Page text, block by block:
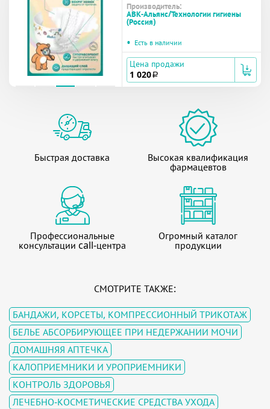
Производитель:
АВК-Альянс/Технологии гигиены
(Россия)
• Есть в наличии
Цена продажи
1 020 a
Быстрая доставка Высокая квалификация
фармацевтов
Профессиональные
консультации call-центра
Огромный каталог
продукции
СМОТРИТЕ ТАКЖЕ:
БАНДАЖИ, КОРСЕТЫ, КОМПРЕССИОННЫЙ ТРИКОТАЖ
БЕЛЬЕ АБСОРБИРУЮЩЕЕ ПРИ НЕДЕРЖАНИИ МОЧИ
ДОМАШНЯЯ АПТЕЧКА
КАЛОПРИЕМНИКИ И УРОПРИЕМНИКИ
КОНТРОЛЬ ЗДОРОВЬЯ
ЛЕЧЕБНО-КОСМЕТИЧЕСКИЕ СРЕДСТВА УХОДА